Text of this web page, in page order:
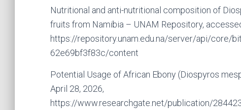
Nutritional and anti-nutritional composition of
fruits from Namibia – UNAM Repository,
https://repository.unam.edu.na/server/api/core/
62e69bf3f83c/content
Potential Usage of African Ebony (Diospyros
April 28, 2026,
https://www.researchgate.net/publication/